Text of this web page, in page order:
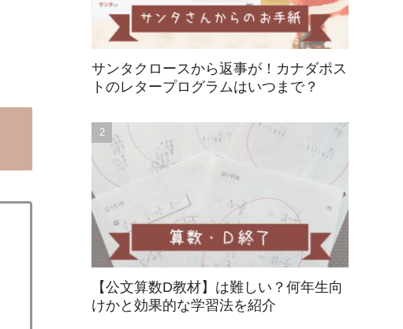
サンタクロースから返事が！カナダポス
トのレタープログラムはいつまで？
【公文算数D教材】は難しい？何年生向
けかと効果的な学習法を紹介